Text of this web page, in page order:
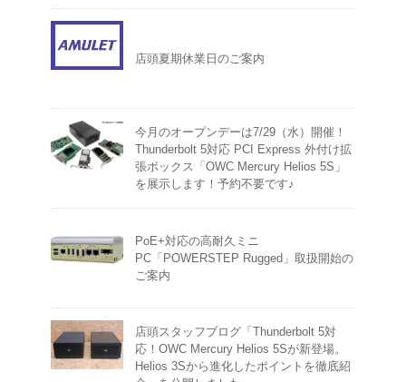
店頭夏期休業日のご案内
今月のオープンデーは7/29（水）開催！
Thunderbolt 5対応 PCI Express 外付け拡
張ボックス「OWC Mercury Helios 5S」
を展示します！予約不要です♪
PoE+対応の高耐久ミニ
PC「POWERSTEP Rugged」取扱開始の
ご案内
店頭スタッフブログ「Thunderbolt 5対
応！OWC Mercury Helios 5Sが新登場。
Helios 3Sから進化したポイントを徹底紹